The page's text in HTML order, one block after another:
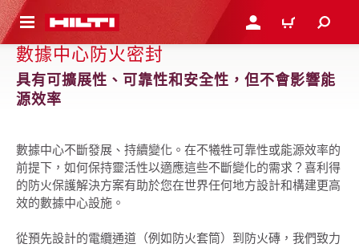
主要內容 登入或註冊購物車
數據中心防火密封
具有可擴展性、可靠性和安全性，但不會影響能
源效率
數據中心不斷發展、持續變化。在不犧牲可靠性或能源效率的
前提下，如何保持靈活性以適應這些不斷變化的需求？喜利得
的防火保護解決方案有助於您在世界任何地方設計和構建更高
效的數據中心設施。
從預先設計的電纜通道（例如防火套筒）到防火磚，我們致力